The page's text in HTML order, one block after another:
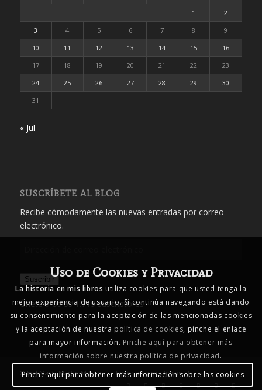
1
2
3
4 5 6 7 8
9
10
11 12 13 14 15
16
17
18 19 20 21 22
23
24
25 26 27 28 29
30
31
« Jul
SUSCRÍBETE AL BLOG
Recibe cómodamente las nuevas entradas por correo
electrónico.
correo
electrónico
Suscribir
Únete a otros 1.719 suscriptores
© Eva María Martín Martín - La historia en mis libros
Uso de Cookies y Privacidad
La historia en mis libros utiliza cookies para que usted tenga la
mejor experiencia de usuario. Si continúa navegando está dando
su consentimiento para la aceptación de las mencionadas cookies
y la aceptación de nuestra política de cookies, pinche el enlace
para mayor información. Pinche aquí para obtener más
información sobre nuestra política de privacidad.
Pinche aquí para obtener más información sobre las cookies